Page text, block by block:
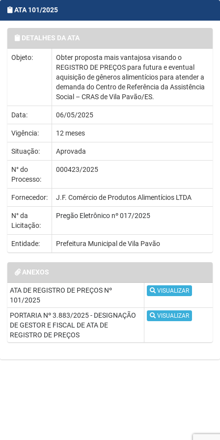
ATA 101/2025
DETALHES DA ATA
Objeto:
Obter proposta mais vantajosa visando o
REGISTRO DE PREÇOS para futura e eventual
aquisição de gêneros alimentícios para atender a
demanda do Centro de Referência da Assistência
Social – CRAS de Vila Pavão/ES.
Data: 06/05/2025
Vigência: 12 meses
Situação: Aprovada
N° do
Processo:
000423/2025
Fornecedor: J.F. Comércio de Produtos Alimentícios LTDA
N° da
Licitação:
Pregão Eletrônico nº 017/2025
Entidade: Prefeitura Municipal de Vila Pavão
ANEXOS
ATA DE REGISTRO DE PREÇOS Nº
101/2025
VISUALIZAR
PORTARIA Nº 3.883/2025 - DESIGNAÇÃO
DE GESTOR E FISCAL DE ATA DE
REGISTRO DE PREÇOS
VISUALIZAR